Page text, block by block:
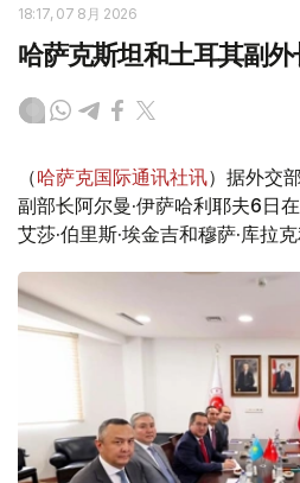
18:17, 07 8月 2026
哈萨克斯坦和土耳其副
（哈萨克国际通讯社讯）据外交
副部长阿尔曼·伊萨哈利耶夫6日
艾莎·伯里斯·埃金吉和穆萨·库拉克